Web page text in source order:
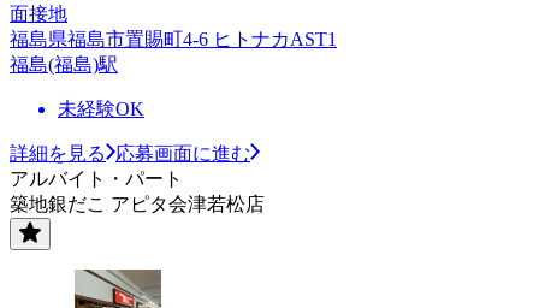
面接地
福島県福島市置賜町4-6 ヒトナカAST1
福島(福島)駅
未経験OK
詳細を見る
応募画面に進む
アルバイト・パート
築地銀だこ アピタ会津若松店